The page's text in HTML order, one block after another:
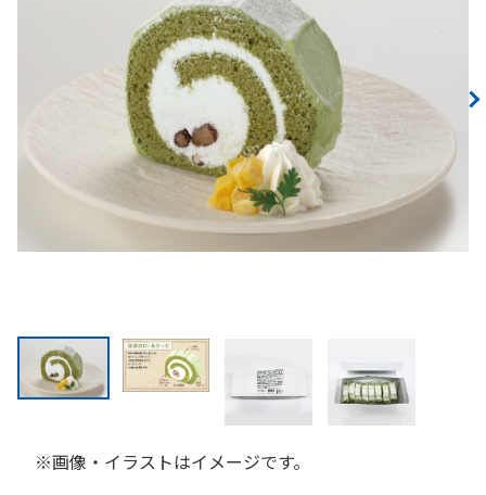
※画像・イラストはイメージです。